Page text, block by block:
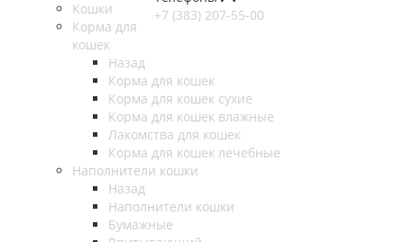
+7 (383) 207-55-00
Кошки
Корма для
кошек
Назад
Корма для кошек
Корма для кошек сухие
Корма для кошек влажные
Лакомства для кошек
Корма для кошек лечебные
Наполнители кошки
Назад
Наполнители кошки
Бумажные